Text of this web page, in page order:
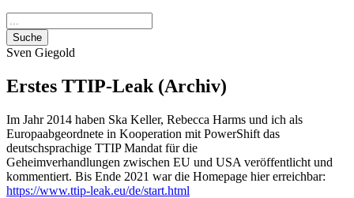
Suche
Sven Giegold
Erstes TTIP-Leak (Archiv)
Im Jahr 2014 haben Ska Keller, Rebecca Harms und ich als
Europaabgeordnete in Kooperation mit PowerShift das
deutschsprachige TTIP Mandat für die
Geheimverhandlungen zwischen EU und USA veröffentlicht und
kommentiert. Bis Ende 2021 war die Homepage hier erreichbar:
https://www.ttip-leak.eu/de/start.html